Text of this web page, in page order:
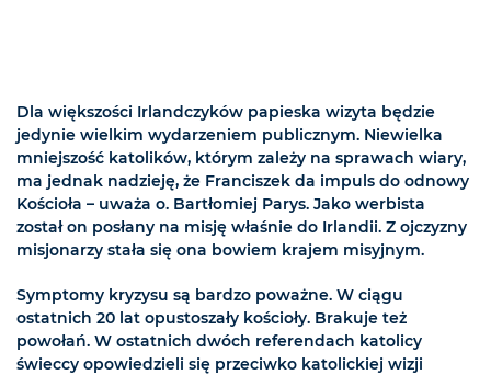
Dla większości Irlandczyków papieska wizyta będzie
jedynie wielkim wydarzeniem publicznym. Niewielka
mniejszość katolików, którym zależy na sprawach wiary,
ma jednak nadzieję, że Franciszek da impuls do odnowy
Kościoła – uważa o. Bartłomiej Parys. Jako werbista
został on posłany na misję właśnie do Irlandii. Z ojczyzny
misjonarzy stała się ona bowiem krajem misyjnym.
Symptomy kryzysu są bardzo poważne. W ciągu
ostatnich 20 lat opustoszały kościoły. Brakuje też
powołań. W ostatnich dwóch referendach katolicy
świeccy opowiedzieli się przeciwko katolickiej wizji